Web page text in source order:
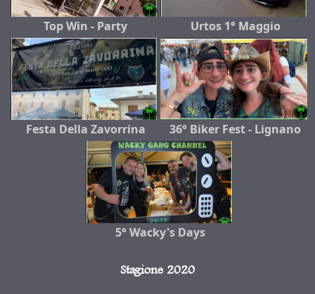
Top Win - Party Urtos 1° Maggio
Festa Della Zavorrina 36° Biker Fest - Lignano
5° Wacky's Days
Stagione 2020